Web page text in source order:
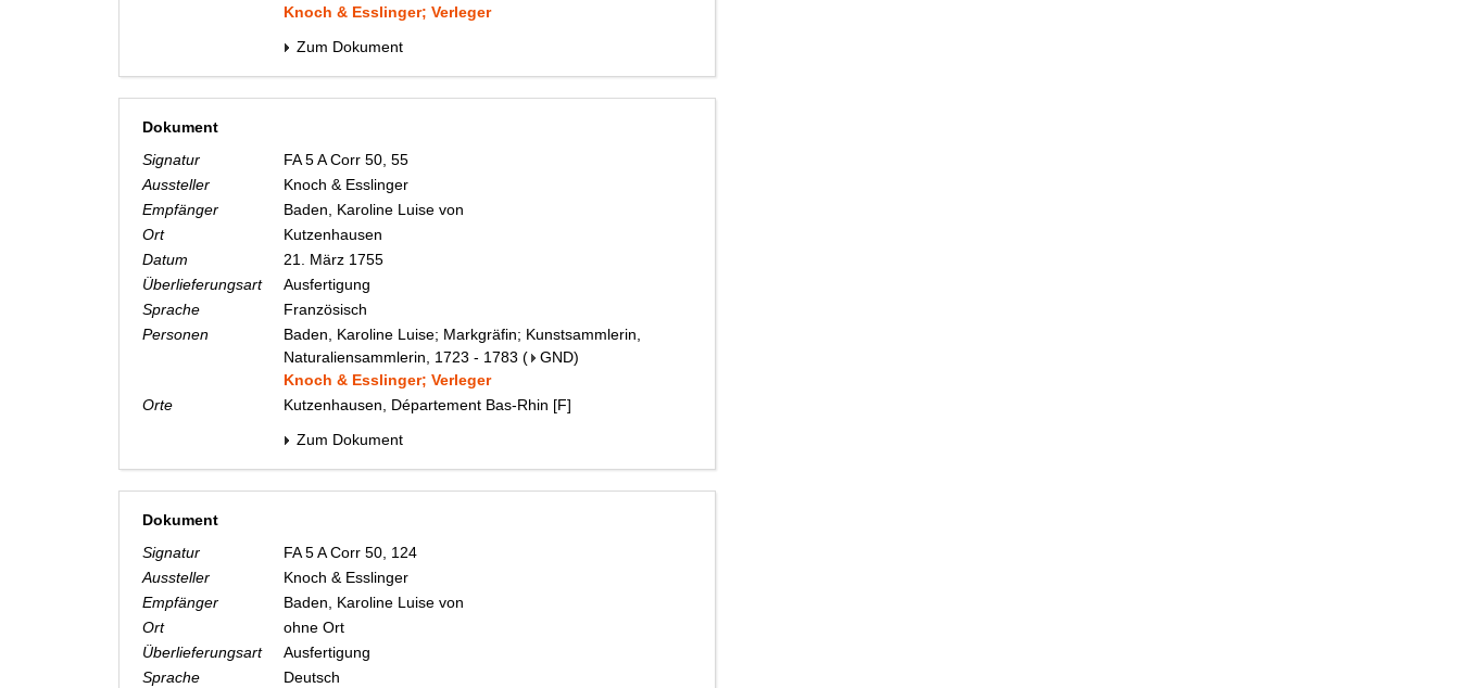
Knoch & Esslinger; Verleger
Zum Dokument
Dokument
Signatur
FA 5 A Corr 50, 55
Aussteller
Knoch & Esslinger
Empfänger
Baden, Karoline Luise von
Ort
Kutzenhausen
Datum
21. März 1755
Überlieferungsart
Ausfertigung
Sprache
Französisch
Personen
Baden, Karoline Luise; Markgräfin; Kunstsammlerin,
Naturaliensammlerin, 1723 - 1783 ( GND)
Knoch & Esslinger; Verleger
Orte
Kutzenhausen, Département Bas-Rhin [F]
Zum Dokument
Dokument
Signatur
FA 5 A Corr 50, 124
Aussteller
Knoch & Esslinger
Empfänger
Baden, Karoline Luise von
Ort
ohne Ort
Überlieferungsart
Ausfertigung
Sprache
Deutsch